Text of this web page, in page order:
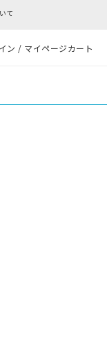
て
ン / マイページカート